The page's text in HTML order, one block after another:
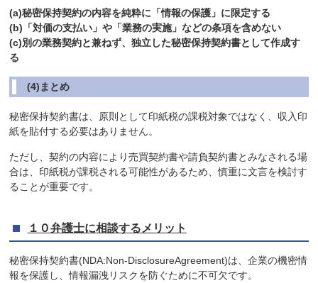
(a)秘密保持契約の内容を純粋に「情報の保護」に限定する
(b)「対価の支払い」や「業務の実施」などの条項を含めない
(c)別の業務契約と兼ねず、独立した秘密保持契約書として作成す
る
(4)まとめ
秘密保持契約書は、原則として印紙税の課税対象ではなく、収入印
紙を貼付する必要はありません。
ただし、契約の内容により売買契約書や請負契約書とみなされる場
合は、印紙税が課税される可能性があるため、慎重に文言を検討す
ることが重要です。
１０弁護士に相談するメリット
秘密保持契約書(NDA:Non-DisclosureAgreement)は、企業の機密情
報を保護し、情報漏洩リスクを防ぐために不可欠です。